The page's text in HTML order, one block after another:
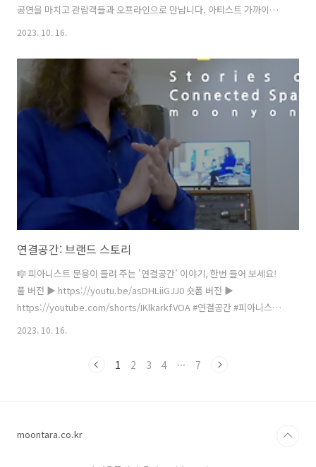
공연을 마치고 관람객들과 오프라인으로 만납니다. 아티스트 가까이에
참가비 : 20,000원 (굿즈 증정) 예약하기 ▶️ https://bit.ly/3S77naq 네
이버 예약 :: 231022(일) 아티스트 토크 콘서트 피아니스트 문용 X 보컬
리스트 박근홍 아티스트 토크와 공연 ! 연결공간이 올해 여덟 번째 온라
인 공연을 마치고 관람객들과 오프라인으로 만납니다. 아티스트 가까이
에서 공연도 보고 궁..
2023. 10. 16.
연결공간: 브랜드 스토리
🎼 피아니스트 문용이 들려 주는 '연결공간' 이야기, 한번 들어 보세요!
풀 버전 ▶️ https://youtu.be/asDHLiiGJJ0 숏폼 버전 ▶️
https://youtube.com/shorts/IKlkarkfVOA #연결공간 #피아니스트
문용 #온택트도슨트콘서트 #아트체인지업 #온라인미디어예술활동지원
2023. 10. 16.
1 2 3 4 ··· 7
moontara.co.kr